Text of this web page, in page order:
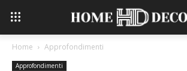
Home Approfondimenti
Approfondimenti